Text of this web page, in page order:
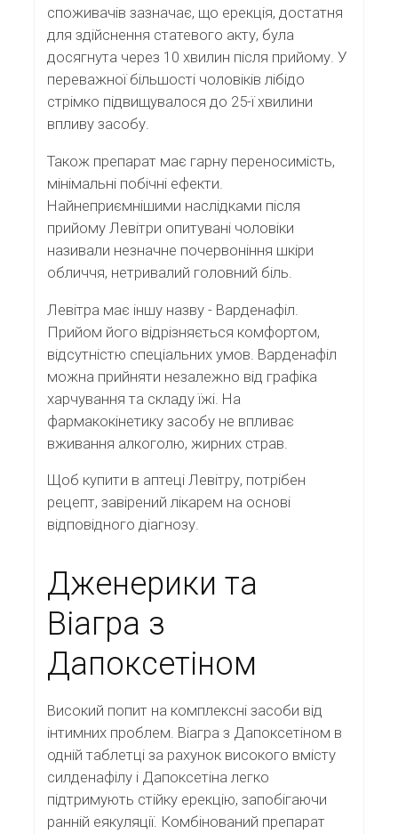
споживачів зазначає, що ерекція, достатня
для здійснення статевого акту, була
досягнута через 10 хвилин після прийому. У
переважної більшості чоловіків лібідо
стрімко підвищувалося до 25-ї хвилини
впливу засобу.
Також препарат має гарну переносимість,
мінімальні побічні ефекти.
Найнеприємнішими наслідками після
прийому Левітри опитувані чоловіки
називали незначне почервоніння шкіри
обличчя, нетривалий головний біль.
Левітра має іншу назву - Варденафіл.
Прийом його відрізняється комфортом,
відсутністю спеціальних умов. Варденафіл
можна прийняти незалежно від графіка
харчування та складу їжі. На
фармакокінетику засобу не впливає
вживання алкоголю, жирних страв.
Щоб купити в аптеці Левітру, потрібен
рецепт, завірений лікарем на основі
відповідного діагнозу.
Дженерики та
Віагра з
Дапоксетіном
Високий попит на комплексні засоби від
інтимних проблем. Віагра з Дапоксетіном в
одній таблетці за рахунок високого вмісту
силденафілу і Дапоксетіна легко
підтримують стійку ерекцію, запобігаючи
ранній еякуляції. Комбінований препарат